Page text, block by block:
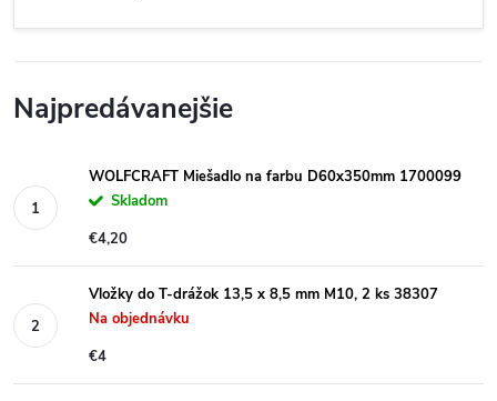
Najpredávanejšie
WOLFCRAFT Miešadlo na farbu D60x350mm 1700099
Skladom
€4,20
Vložky do T-drážok 13,5 x 8,5 mm M10, 2 ks 38307
Na objednávku
€4